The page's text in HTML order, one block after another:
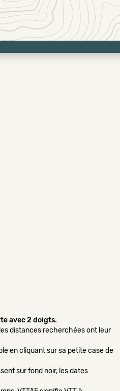
avec 2 doigts.
distances recherchées ont leur
en cliquant sur sa petite case de
sur fond noir, les dates